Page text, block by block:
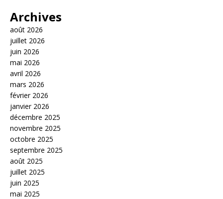
Archives
août 2026
juillet 2026
juin 2026
mai 2026
avril 2026
mars 2026
février 2026
janvier 2026
décembre 2025
novembre 2025
octobre 2025
septembre 2025
août 2025
juillet 2025
juin 2025
mai 2025